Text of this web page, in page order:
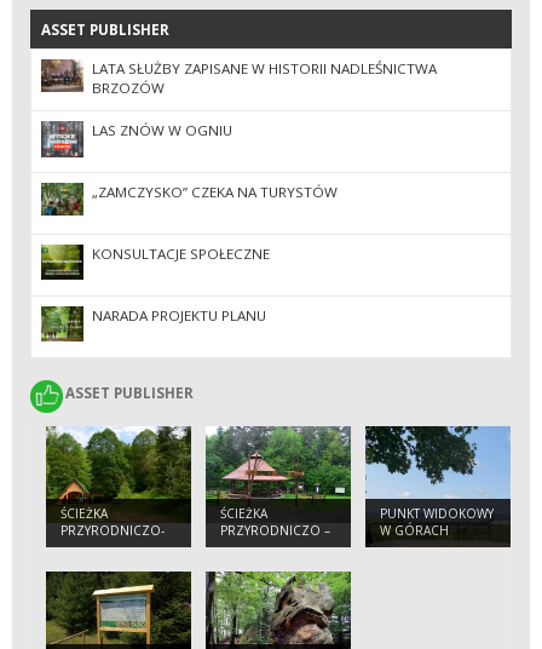
ASSET PUBLISHER
ASSET PUBLISHER
LATA SŁUŻBY ZAPISANE W HISTORII NADLEŚNICTWA
BRZOZÓW
LAS ZNÓW W OGNIU
„ZAMCZYSKO” CZEKA NA TURYSTÓW
KONSULTACJE SPOŁECZNE
NARADA PROJEKTU PLANU
ASSET PUBLISHER
ASSET PUBLISHER
ŚCIEŻKA
PRZYRODNICZO-
DYDAKTYCZNA
ŚCIEŻKA
PRZYRODNICZO –
DYDAKTYCZNA
ZDRÓJ”
PUNKT WIDOKOWY
W GÓRACH
SŁONNYCH